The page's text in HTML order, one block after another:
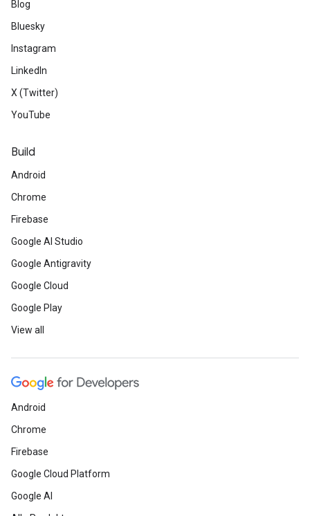
Blog
Bluesky
Instagram
LinkedIn
X (Twitter)
YouTube
Build
Android
Chrome
Firebase
Google AI Studio
Google Antigravity
Google Cloud
Google Play
View all
Android
Chrome
Firebase
Google Cloud Platform
Google AI